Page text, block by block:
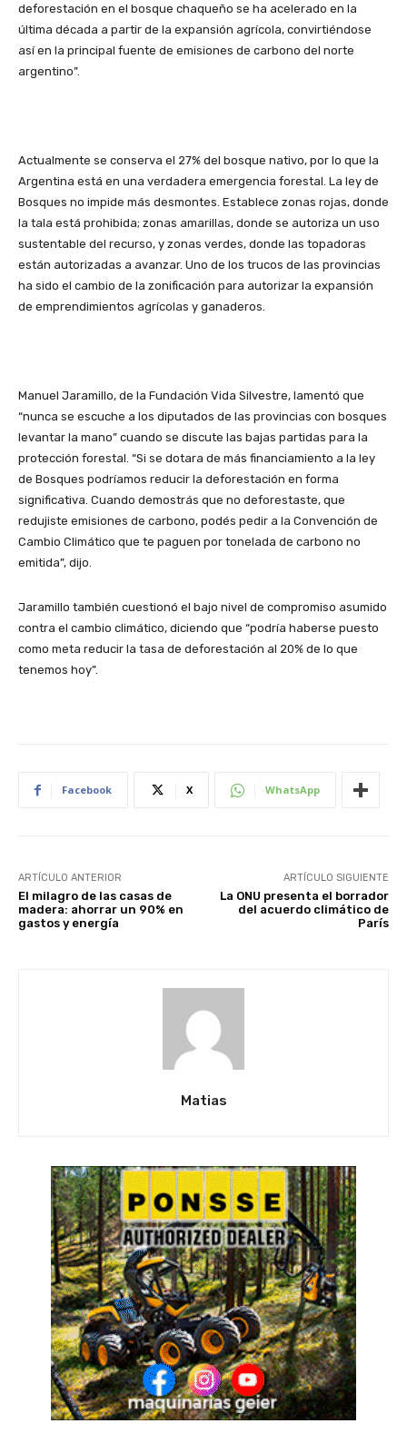
deforestación en el bosque chaqueño se ha acelerado en la
última década a partir de la expansión agrícola, convirtiéndose
así en la principal fuente de emisiones de carbono del norte
argentino”.
Actualmente se conserva el 27% del bosque nativo, por lo que la
Argentina está en una verdadera emergencia forestal. La ley de
Bosques no impide más desmontes. Establece zonas rojas, donde
la tala está prohibida; zonas amarillas, donde se autoriza un uso
sustentable del recurso, y zonas verdes, donde las topadoras
están autorizadas a avanzar. Uno de los trucos de las provincias
ha sido el cambio de la zonificación para autorizar la expansión
de emprendimientos agrícolas y ganaderos.
Manuel Jaramillo, de la Fundación Vida Silvestre, lamentó que
“nunca se escuche a los diputados de las provincias con bosques
levantar la mano” cuando se discute las bajas partidas para la
protección forestal. “Si se dotara de más financiamiento a la ley
de Bosques podríamos reducir la deforestación en forma
significativa. Cuando demostrás que no deforestaste, que
redujiste emisiones de carbono, podés pedir a la Convención de
Cambio Climático que te paguen por tonelada de carbono no
emitida”, dijo.
Jaramillo también cuestionó el bajo nivel de compromiso asumido
contra el cambio climático, diciendo que “podría haberse puesto
como meta reducir la tasa de deforestación al 20% de lo que
tenemos hoy”.
Facebook X WhatsApp
ARTÍCULO ANTERIOR
El milagro de las casas de
madera: ahorrar un 90% en
gastos y energía
ARTÍCULO SIGUIENTE
La ONU presenta el borrador
del acuerdo climático de
París
Matias